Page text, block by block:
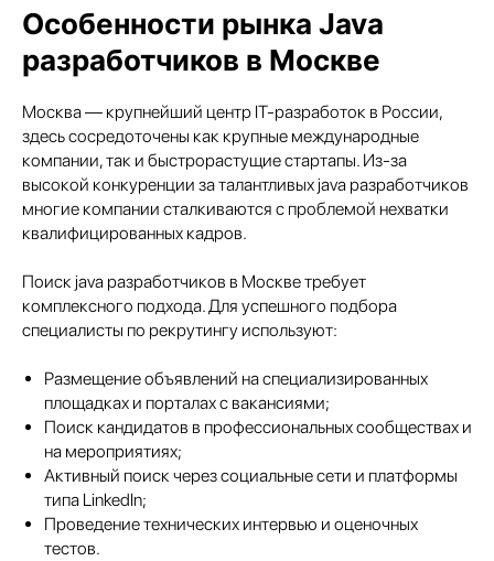
Особенности рынка Java
разработчиков в Москве
Москва — крупнейший центр IT-разработок в России,
здесь сосредоточены как крупные международные
компании, так и быстрорастущие стартапы. Из-за
высокой конкуренции за талантливых java разработчиков
многие компании сталкиваются с проблемой нехватки
квалифицированных кадров.
Поиск java разработчиков в Москве требует
комплексного подхода. Для успешного подбора
специалисты по рекрутингу используют:
Размещение объявлений на специализированных
площадках и порталах с вакансиями;
Поиск кандидатов в профессиональных сообществах и
на мероприятиях;
Активный поиск через социальные сети и платформы
типа LinkedIn;
Проведение технических интервью и оценочных
тестов.